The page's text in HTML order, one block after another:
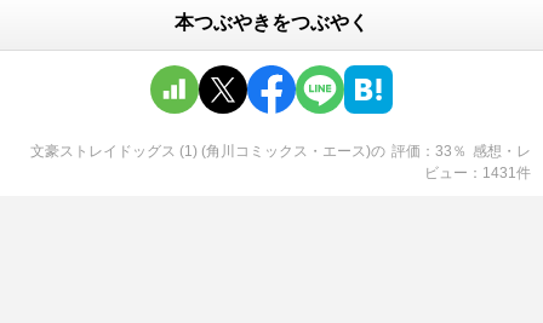
本つぶやきをつぶやく
文豪ストレイドッグス (1) (角川コミックス・エース)の 評価 33 ％ 感想・レ
ビュー
1431件